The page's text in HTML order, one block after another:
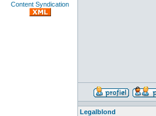
Content Syndication
Legalblond